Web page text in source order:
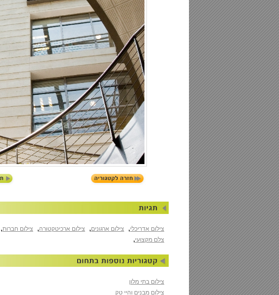
צילום אדריכלי, צילום ארגונים, צילום ארכיטקטורה, צילום חברות,
צלם מקצועי,
צילום בתי מלון
צילום מבנים והיי טק